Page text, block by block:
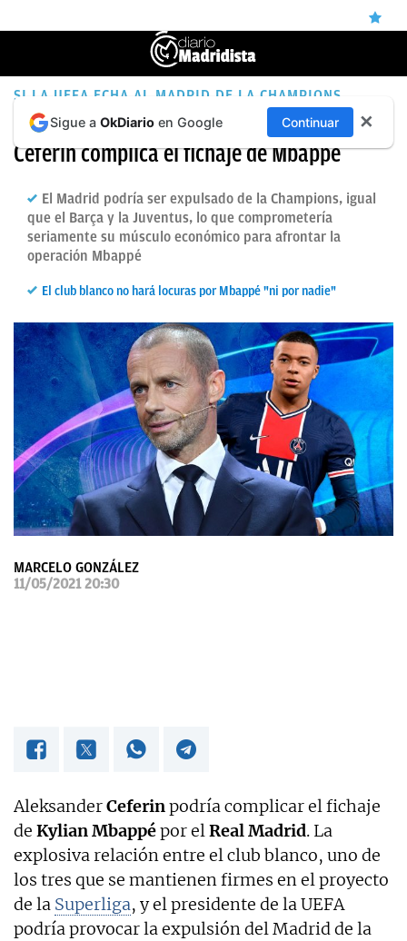
ÚLTIMAS
NOTICIAS
REAL
MADRID
BALONCESTO
CANTERA
FICHAJES
DIRECTO
FEMENINO
PAPARAZZI
OKDIARIO
SI LA UEFA ECHA AL MADRID DE LA CHAMPIONS
PODRÍA QUEDARSE EN PARÍS
Ceferin complica el fichaje de Mbappé
El Madrid podría ser expulsado de la Champions, igual
que el Barça y la Juventus, lo que comprometería
seriamente su músculo económico para afrontar la
operación Mbappé
El club blanco no hará locuras por Mbappé "ni por nadie"
MARCELO GONZÁLEZ
11/05/2021 20:30
AleksanderCeferinpodría complicar el fichaje
de Kylian Mbappépor elReal Madrid. La
explosiva relación entre el club blanco, uno de
los tres que se mantienen firmes en el proyecto
de la Superliga, y el presidente de la UEFA
podría provocar la expulsión del Madrid de la
Sigue a OkDiario en Google Continuar ✕